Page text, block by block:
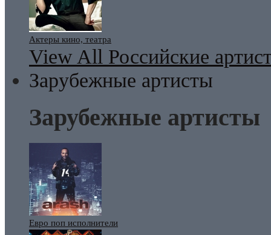
Актеры кино, театра
View All Российские
Зарубежные артисты
Зарубежные артисты
Евро поп исполнители